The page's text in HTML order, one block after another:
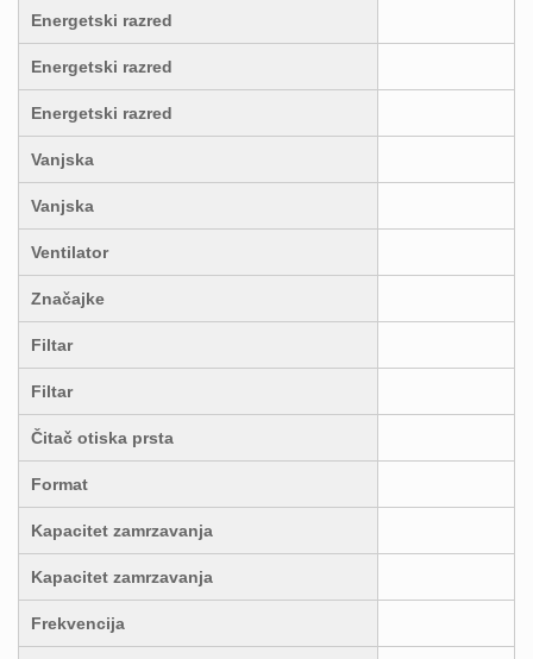
Energetski razred
Energetski razred
Energetski razred
Vanjska
Vanjska
Ventilator
Značajke
Filtar
Filtar
Čitač otiska prsta
Format
Kapacitet zamrzavanja
Kapacitet zamrzavanja
Frekvencija